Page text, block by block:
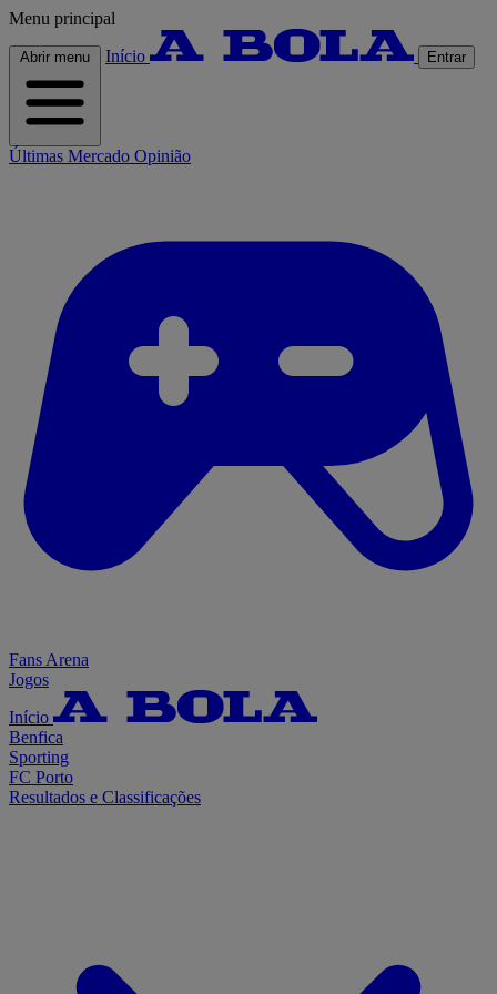
Menu principal
Abrir menu Início Entrar
Últimas Mercado Opinião
Fans Arena
Jogos
Início
Benfica
Sporting
FC Porto
Resultados e Classificações